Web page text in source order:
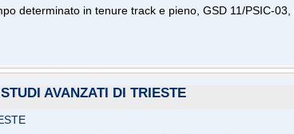
determinato in tenure track e pieno, GSD 11/PSIC-
AVANZATI DI TRIESTE